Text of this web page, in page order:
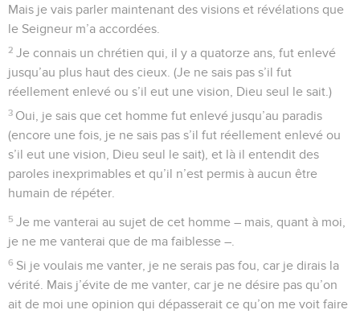
Mais je vais parler maintenant des visions et révélations que
le Seigneur m’a accordées.
2 Je connais un chrétien qui, il y a quatorze ans, fut enlevé
jusqu’au plus haut des cieux. (Je ne sais pas s’il fut
réellement enlevé ou s’il eut une vision, Dieu seul le sait.)
3 Oui, je sais que cet homme fut enlevé jusqu’au paradis
(encore une fois, je ne sais pas s’il fut réellement enlevé ou
s’il eut une vision, Dieu seul le sait), et là il entendit des
paroles inexprimables et qu’il n’est permis à aucun être
humain de répéter.
5 Je me vanterai au sujet de cet homme – mais, quant à moi,
je ne me vanterai que de ma faiblesse –.
6 Si je voulais me vanter, je ne serais pas fou, car je dirais la
vérité. Mais j’évite de me vanter, car je ne désire pas qu’on
ait de moi une opinion qui dépasserait ce qu’on me voit faire